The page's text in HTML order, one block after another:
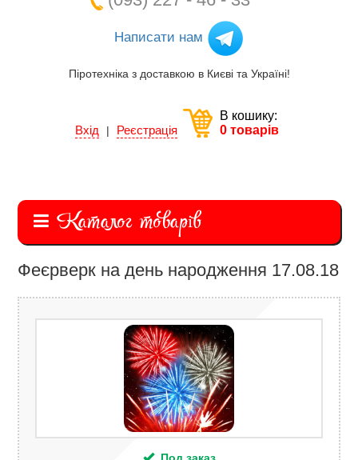
Написати нам
Піротехніка з доставкою в Києві та Україні!
Вхід | Реєстрація
В кошику:
0 товарів
Каталог товарів
Феєрверк на день народження 17.08.18